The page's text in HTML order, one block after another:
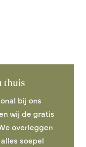
thuis
bij ons
wij de gratis
overleggen
soepel